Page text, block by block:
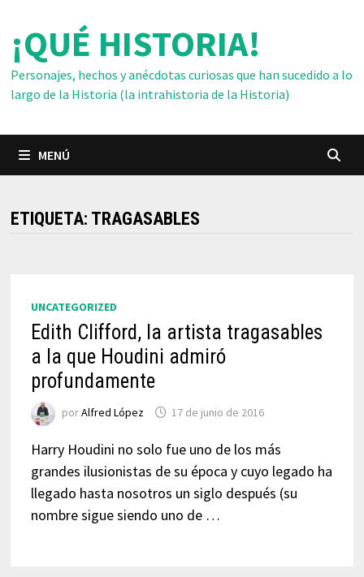
contenido
¡QUÉ HISTORIA!
Personajes, hechos y anécdotas curiosas que han sucedido a lo
largo de la Historia (la intrahistoria de la Historia)
MENÚ
ETIQUETA: TRAGASABLES
UNCATEGORIZED
Edith Clifford, la artista tragasables
a la que Houdini admiró
profundamente
porAlfred López 17 de junio de 2016
Harry Houdini no solo fue uno de los más
grandes ilusionistas de su época y cuyo legado ha
llegado hasta nosotros un siglo después (su
nombre sigue siendo uno de …